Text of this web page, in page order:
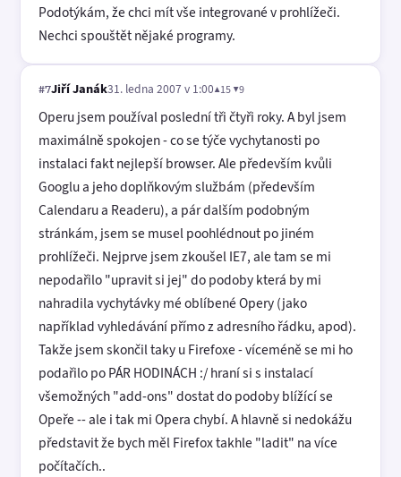
Podotýkám, že chci mít vše integrované v prohlížeči.
Nechci spouštět nějaké programy.
#7Jiří Janák31. ledna 2007 v 1:00▲15 ▼9
Operu jsem používal poslední tři čtyři roky. A byl jsem
maximálně spokojen - co se týče vychytanosti po
instalaci fakt nejlepší browser. Ale především kvůli
Googlu a jeho doplňkovým službám (především
Calendaru a Readeru), a pár dalším podobným
stránkám, jsem se musel poohlédnout po jiném
prohlížeči. Nejprve jsem zkoušel IE7, ale tam se mi
nepodařilo "upravit si jej" do podoby která by mi
nahradila vychytávky mé oblíbené Opery (jako
například vyhledávání přímo z adresního řádku, apod).
Takže jsem skončil taky u Firefoxe - víceméně se mi ho
podařilo po PÁR HODINÁCH :/ hraní si s instalací
všemožných "add-ons" dostat do podoby blížící se
Opeře -- ale i tak mi Opera chybí. A hlavně si nedokážu
představit že bych měl Firefox takhle "ladit" na více
počítačích..